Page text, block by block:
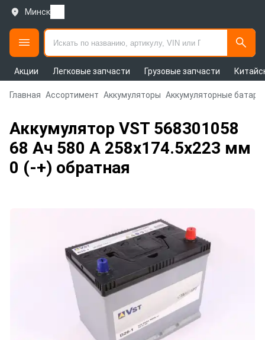
Минск
Акции Легковые запчасти Грузовые запчасти
Главная Ассортимент Аккумуляторы Аккумуляторные
Аккумулятор VST 568301058
68 Ач 580 А 258x174.5x223 мм
0 (-+) обратная